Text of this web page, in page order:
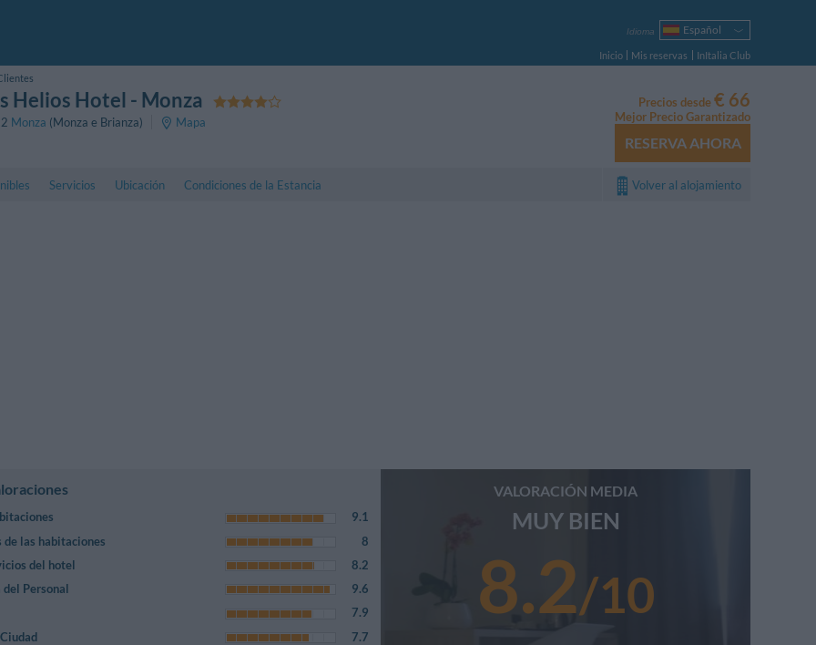
Idioma
Español
Italiano
English
Deutsch
Русский
Português
Polski
Inicio Mis reservas
InItalia Club
Helios Hotel - Monza
Monza (Monza e Brianza) Mapa
Precios desde€ 66
Mejor Precio Garantizado
RESERVA AHORA
Servicios Ubicación Condiciones de la Estancia Volver al alojamiento
9.1
las habitaciones
8
del hotel
8.2
Personal
9.6
7.9
7.7
VALORACIÓN MEDIA
MUY BIEN
8.2/10